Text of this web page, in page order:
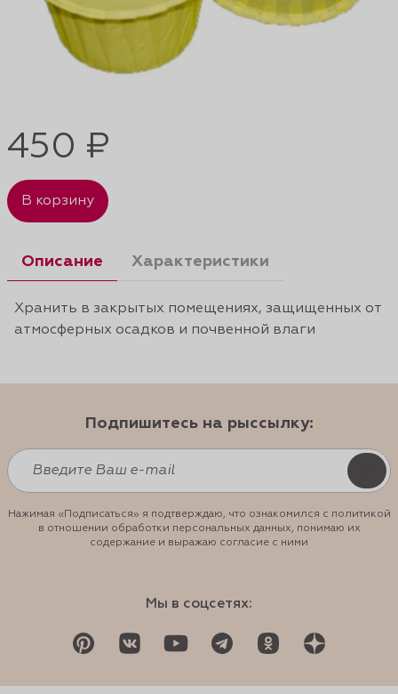
450 ₽
В корзину
Описание Характеристики
Хранить в закрытых помещениях, защищенных от
атмосферных осадков и почвенной влаги
Подпишитесь на рыссылку:
Нажимая «Подписаться» я подтверждаю, что ознакомился с политикой
в отношении обработки персональных данных, понимаю их
содержание и выражаю согласие с ними
Мы в соцсетях: